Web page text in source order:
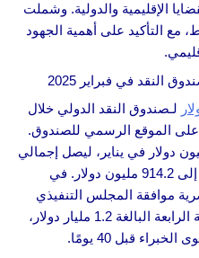
الإقليمية والدولية. وشملت
مع التأكيد على أهمية الجهود
لـصندوق النقد الدولي خلال
على الموقع الرسمي للصندوق.
القاهرة قد دفعت 252.6 مليون دولار في يناير، ليصل إجمالي
السداد خلال أول شهرين من العام إلى 914.2 مليون دولار. في
موافقة المجلس التنفيذي
لصندوق النقد على صرف الشريحة الرابعة البالغة 1.2 مليار دولار،
قبل 40 يومًا.